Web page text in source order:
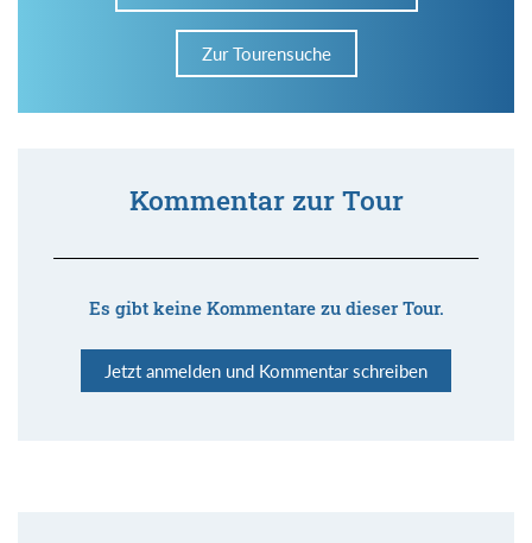
Zur Tourensuche
Kommentar zur Tour
Es gibt keine Kommentare zu dieser Tour.
Jetzt anmelden und Kommentar schreiben